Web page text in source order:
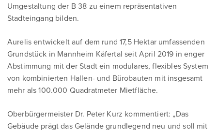
Umgestaltung der B 38 zu einem repräsentativen
Stadteingang bilden.
Aurelis entwickelt auf dem rund 17,5 Hektar umfassenden
Grundstück in Mannheim Käfertal seit April 2019 in enger
Abstimmung mit der Stadt ein modulares, flexibles System
von kombinierten Hallen- und Bürobauten mit insgesamt
mehr als 100.000 Quadratmeter Mietfläche.
Oberbürgermeister Dr. Peter Kurz kommentiert: „Das
Gebäude prägt das Gelände grundlegend neu und soll mit